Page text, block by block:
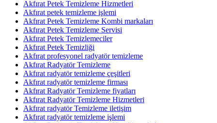
Akfırat Petek Temizleme Hizmetleri
Akfırat petek temizleme işlemi
Akfırat Petek Temizleme Kombi markaları
Akfırat Petek Temizleme Servisi
Akfırat Petek Temizlemeciler
Akfırat Petek Temizliği
Akfırat profesyonel radyatör temizleme
Akfırat Radyatör Temizleme
Akfırat radyatör temizleme çeşitleri
Akfırat radyatör temizleme firması
Akfırat Radyatör Temizleme fiyatları
Akfırat Radyatör Temizleme Hizmetleri
Akfırat radyatör Temizleme iletişim
Akfırat radyatör temizleme işlemi